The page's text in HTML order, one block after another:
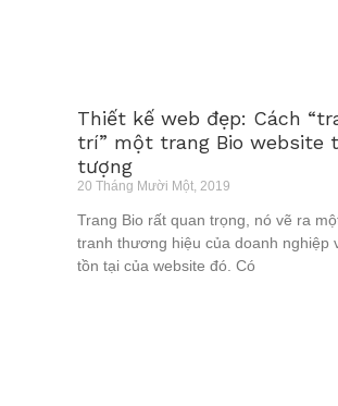
Thiết kế web đẹp: Cách
trí” một trang Bio website
tượng
20 Tháng Mười Một, 2019
Trang Bio rất quan trọng, nó vẽ ra
tranh thương hiệu của doanh nghiệp
tồn tại của website đó. Có